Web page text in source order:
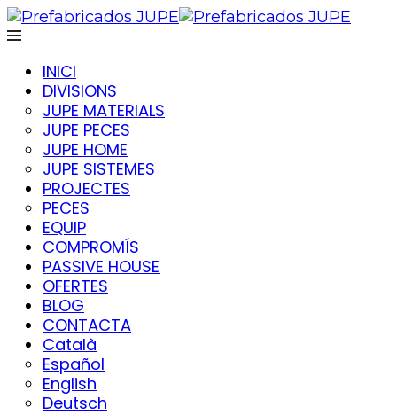
INICI
DIVISIONS
JUPE MATERIALS
JUPE PECES
JUPE HOME
JUPE SISTEMES
PROJECTES
PECES
EQUIP
COMPROMÍS
PASSIVE HOUSE
OFERTES
BLOG
CONTACTA
Català
Español
English
Deutsch